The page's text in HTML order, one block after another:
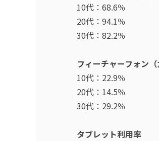
10代：68.6％
20代：94.1％
30代：82.2％
フィーチャーフォン
10代：22.9％
20代：14.5％
30代：29.2％
タブレット利用率